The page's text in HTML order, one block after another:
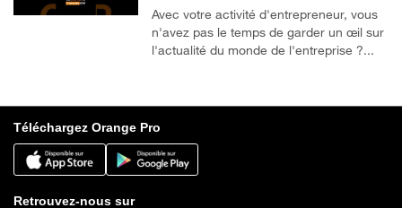
Avec votre activité d'entrepreneur, vous
n'avez pas le temps de garder un œil sur
l'actualité du monde de l'entreprise ?...
Téléchargez Orange Pro
Retrouvez-nous sur